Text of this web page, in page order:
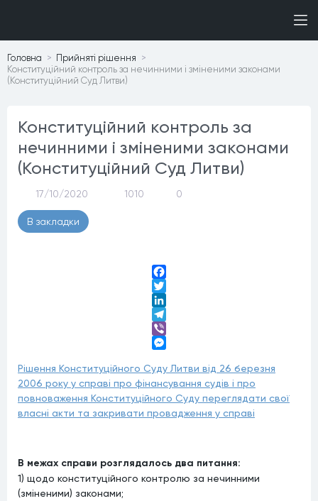
Головна
Прийнятi рiшення
Конституційний контроль за нечинними і зміненими законами
(Конституційний Суд Литви)
Конституційний контроль за
нечинними і зміненими законами
(Конституційний Суд Литви)
17/10/2020 1010 0
В закладки
Facebook
Twitter
LinkedIn
Telegram
Viber
Рішення Конституційного Суду Литви від 26 березня
2006 року у справі про фінансування судів і про
повноваження Конституційного Суду переглядати свої
власні акти та закривати провадження у справі
В межах справи розглядалось два питання:
1) щодо конституційного контролю за нечинними
(зміненими) законами;